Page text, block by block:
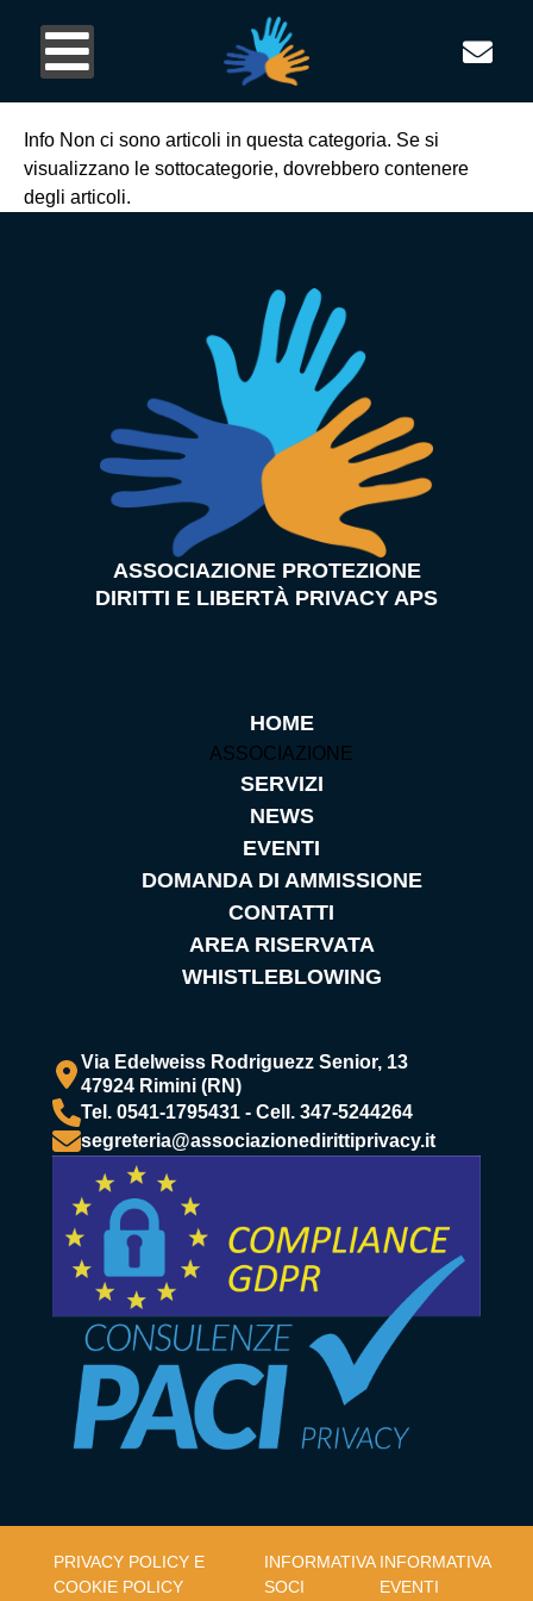
Info Non ci sono articoli in questa categoria. Se si
visualizzano le sottocategorie, dovrebbero contenere
degli articoli.
ASSOCIAZIONE PROTEZIONE
DIRITTI E LIBERTÀ PRIVACY APS
HOME
ASSOCIAZIONE
SERVIZI
NEWS
EVENTI
DOMANDA DI AMMISSIONE
CONTATTI
AREA RISERVATA
WHISTLEBLOWING
Via Edelweiss Rodriguezz Senior, 13
47924 Rimini (RN)
Tel. 0541-1795431 - Cell. 347-5244264
segreteria@associazionedirittiprivacy.it
PRIVACY POLICY E
COOKIE POLICY
INFORMATIVA
SOCI
INFORMATIVA
EVENTI